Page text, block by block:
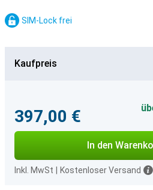
SIM-Lock frei
Kaufpreis
397,00 €
In den
Inkl. MwSt Kostenloser Versand